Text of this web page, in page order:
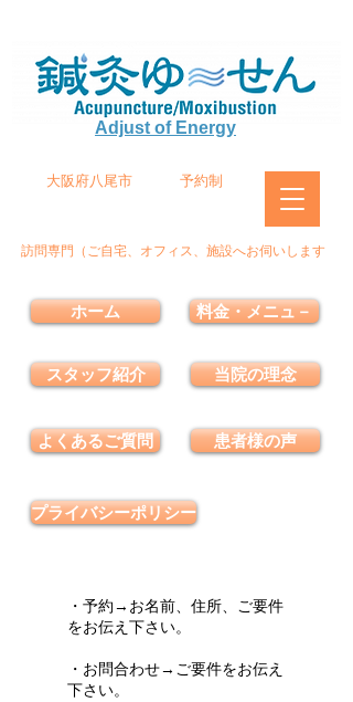
Adjust of Energy
大阪府八尾市 予約制
訪問専門（ご自宅、オフィス、施設へお伺いします
ホーム
スタッフ紹介
よくあるご質問
料金・メニュ－
当院の理念
患者様の声
プライバシーポリシー
・予約→お名前、住所、ご要件
をお伝え下さい。
・お問合わせ→ご要件をお伝え
下さい。